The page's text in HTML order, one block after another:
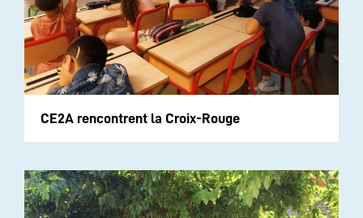
CE2A rencontrent la Croix-Rouge